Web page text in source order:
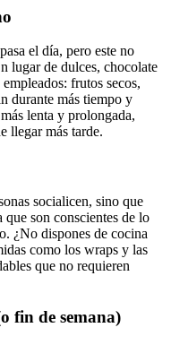
el día, pero este no
lugar de dulces, chocolate
frutos secos,
durante más tiempo y
lenta y prolongada,
llegar más tarde.
socialicen, sino que
que son conscientes de lo
¿No dispones de cocina
como los wraps y las
que no requieren
fin de semana)